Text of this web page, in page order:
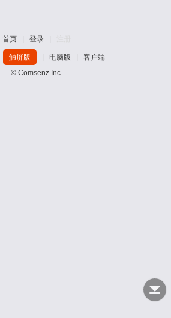
首页 登录
触屏版 电脑版
客户端
© Comsenz Inc.